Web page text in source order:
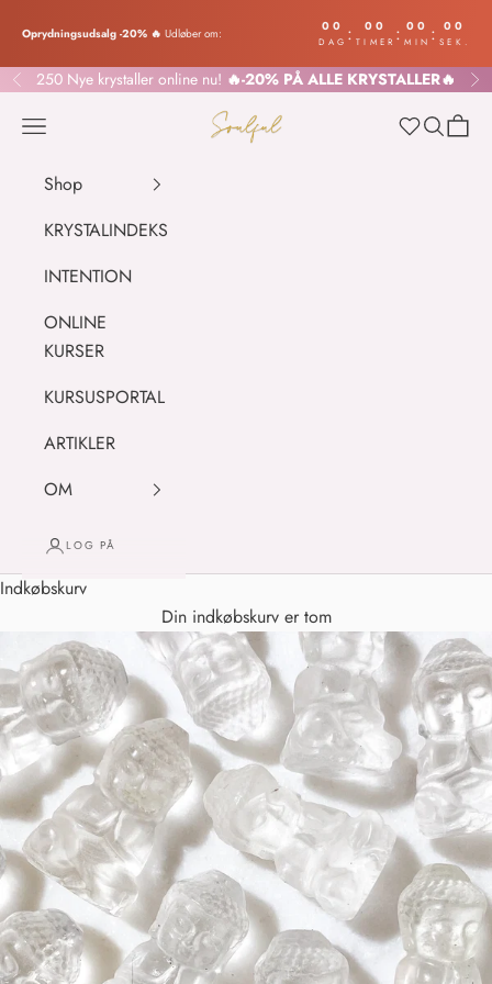
Oprydningsudsalg -20% 🔥 Udløber om: 00
DAG : 00
TIMER : 00
MIN : 00
SEK.
Forrige250 Nye krystaller online nu! 🔥-20% PÅ ALLE KRYSTALLER🔥
SOULFUL.DK
Menu Wishlist
Søg
Shop
KRYSTALINDEKS
INTENTION
ONLINE
KURSER
KURSUSPORTAL
ARTIKLER
OM
LOG PÅ
Indkøbskurv
Din indkøbskurv er tom